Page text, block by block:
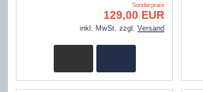
Sonderpreis
129,00 EUR
inkl. MwSt. zzgl. Versand